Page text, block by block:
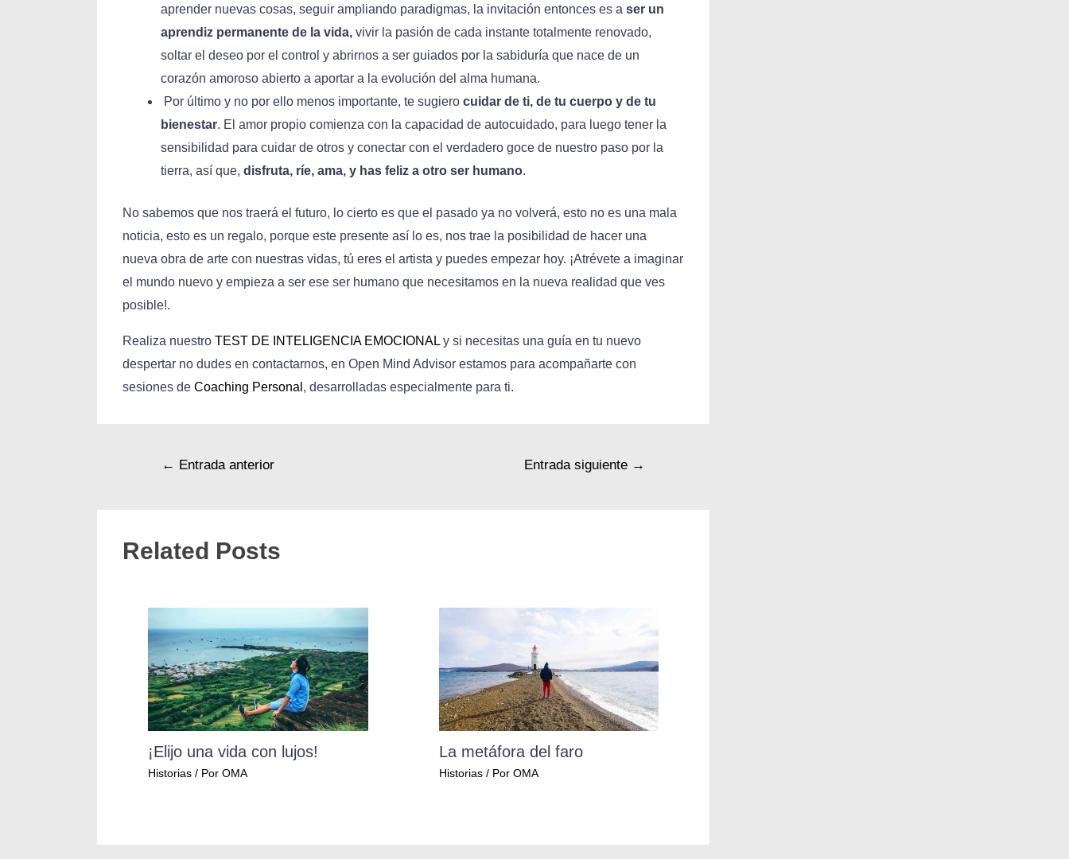
aprender nuevas cosas, seguir ampliando paradigmas, la invitación entonces es a ser un
aprendiz permanente de la vida, vivir la pasión de cada instante totalmente renovado,
soltar el deseo por el control y abrirnos a ser guiados por la sabiduría que nace de un
corazón amoroso abierto a aportar a la evolución del alma humana.
Por último y no por ello menos importante, te sugiero cuidar de ti, de tu cuerpo y de tu
bienestar. El amor propio comienza con la capacidad de autocuidado, para luego tener la
sensibilidad para cuidar de otros y conectar con el verdadero goce de nuestro paso por la
tierra, así que, disfruta, ríe, ama, y has feliz a otro ser humano.
No sabemos que nos traerá el futuro, lo cierto es que el pasado ya no volverá, esto no es una mala
noticia, esto es un regalo, porque este presente así lo es, nos trae la posibilidad de hacer una
nueva obra de arte con nuestras vidas, tú eres el artista y puedes empezar hoy. ¡Atrévete a imaginar
el mundo nuevo y empieza a ser ese ser humano que necesitamos en la nueva realidad que ves
posible!.
Realiza nuestro TEST DE INTELIGENCIA EMOCIONAL y si necesitas una guía en tu nuevo
despertar no dudes en contactarnos, en Open Mind Advisor estamos para acompañarte con
sesiones de Coaching Personal , desarrolladas especialmente para ti.
← Entrada anterior Entrada siguiente →
Related Posts
¡Elijo una vida con lujos!
Historias / Por OMA
La metáfora del faro
Historias/ Por OMA